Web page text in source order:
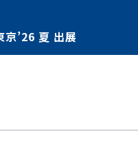
’26 夏 出展